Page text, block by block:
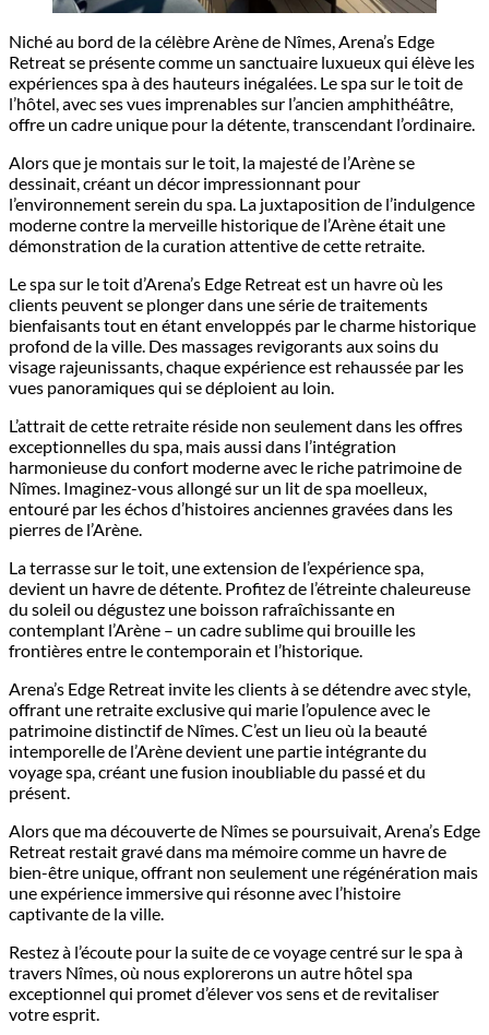
Niché au bord de la célèbre Arène de Nîmes, Arena’s Edge
Retreat se présente comme un sanctuaire luxueux qui élève les
expériences spa à des hauteurs inégalées. Le spa sur le toit de
l’hôtel, avec ses vues imprenables sur l’ancien amphithéâtre,
offre un cadre unique pour la détente, transcendant l’ordinaire.
Alors que je montais sur le toit, la majesté de l’Arène se
dessinait, créant un décor impressionnant pour
l’environnement serein du spa. La juxtaposition de l’indulgence
moderne contre la merveille historique de l’Arène était une
démonstration de la curation attentive de cette retraite.
Le spa sur le toit d’Arena’s Edge Retreat est un havre où les
clients peuvent se plonger dans une série de traitements
bienfaisants tout en étant enveloppés par le charme historique
profond de la ville. Des massages revigorants aux soins du
visage rajeunissants, chaque expérience est rehaussée par les
vues panoramiques qui se déploient au loin.
L’attrait de cette retraite réside non seulement dans les offres
exceptionnelles du spa, mais aussi dans l’intégration
harmonieuse du confort moderne avec le riche patrimoine de
Nîmes. Imaginez-vous allongé sur un lit de spa moelleux,
entouré par les échos d’histoires anciennes gravées dans les
pierres de l’Arène.
La terrasse sur le toit, une extension de l’expérience spa,
devient un havre de détente. Profitez de l’étreinte chaleureuse
du soleil ou dégustez une boisson rafraîchissante en
contemplant l’Arène – un cadre sublime qui brouille les
frontières entre le contemporain et l’historique.
Arena’s Edge Retreat invite les clients à se détendre avec style,
offrant une retraite exclusive qui marie l’opulence avec le
patrimoine distinctif de Nîmes. C’est un lieu où la beauté
intemporelle de l’Arène devient une partie intégrante du
voyage spa, créant une fusion inoubliable du passé et du
présent.
Alors que ma découverte de Nîmes se poursuivait, Arena’s Edge
Retreat restait gravé dans ma mémoire comme un havre de
bien-être unique, offrant non seulement une régénération mais
une expérience immersive qui résonne avec l’histoire
captivante de la ville.
Restez à l’écoute pour la suite de ce voyage centré sur le spa à
travers Nîmes, où nous explorerons un autre hôtel spa
exceptionnel qui promet d’élever vos sens et de revitaliser
votre esprit.